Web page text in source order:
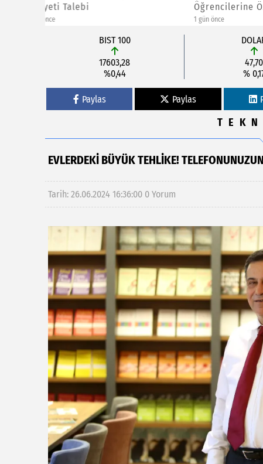
Öğrencilerine Özel Etkinlik
1 gün önce
BIST 100
17603,28
%0,44
47,70
%
Paylas Paylas
EVLERDEKI BÜYÜK TEHLIKE!
Tarih: 26.06.2024 16:36:00 0 Yorum